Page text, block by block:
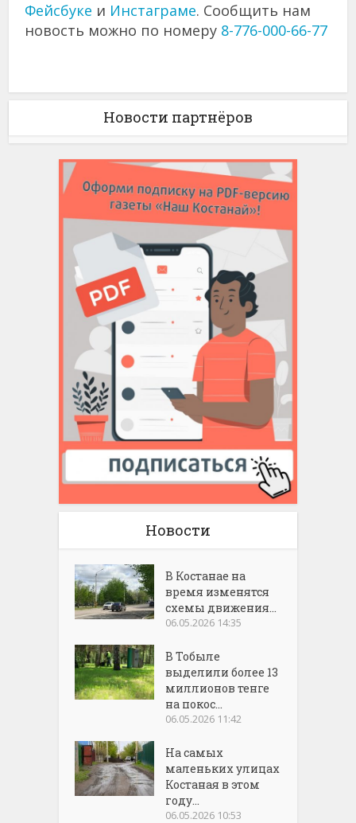
Фейсбуке и Инстаграме. Сообщить нам
новость можно по номеру 8-776-000-66-77
Новости партнёров
Новости
В Костанае на
время изменятся
схемы движения...
06.05.2026 14:35
В Тобыле
выделили более 13
миллионов тенге
на покос...
06.05.2026 11:42
На самых
маленьких улицах
Костаная в этом
году...
06.05.2026 10:53